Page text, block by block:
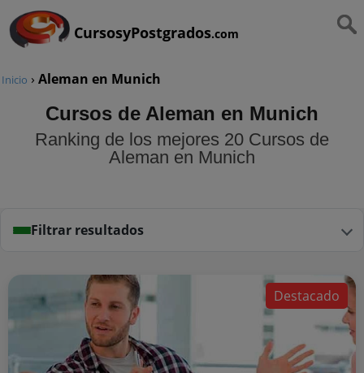
CursosyPostgrados.com
Inicio › Aleman en Munich
Cursos de Aleman en Munich
Ranking de los mejores 20 Cursos de
Aleman en Munich
Filtrar resultados
Destacado